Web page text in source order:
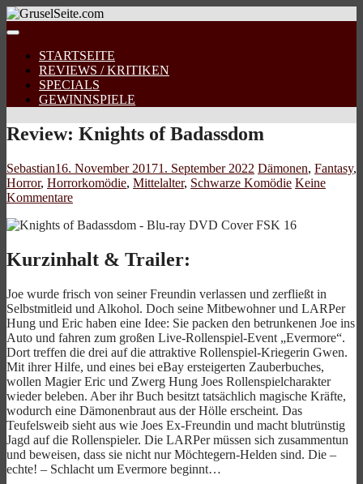
STARTSEITE
REVIEWS / KRITIKEN
SPECIALS
GEWINNSPIELE
Review: Knights of Badassdom
Sebastian16. November 20171. September 2022 Dämonen, Fantasy,
Horror, Horrorkomödie, Mittelalter, Schwarze Komödie Keine
Kommentare
Kurzinhalt & Trailer:
Joe wurde frisch von seiner Freundin verlassen und zerfließt in
Selbstmitleid und Alkohol. Doch seine Mitbewohner und LARPer
Hung und Eric haben eine Idee: Sie packen den betrunkenen Joe ins
Auto und fahren zum großen Live-Rollenspiel-Event „Evermore“.
Dort treffen die drei auf die attraktive Rollenspiel-Kriegerin Gwen.
Mit ihrer Hilfe, und eines bei eBay ersteigerten Zauberbuches,
wollen Magier Eric und Zwerg Hung Joes Rollenspielcharakter
wieder beleben. Aber ihr Buch besitzt tatsächlich magische Kräfte,
wodurch eine Dämonenbraut aus der Hölle erscheint. Das
Teufelsweib sieht aus wie Joes Ex-Freundin und macht blutrünstig
Jagd auf die Rollenspieler. Die LARPer müssen sich zusammentun
und beweisen, dass sie nicht nur Möchtegern-Helden sind. Die –
echte! – Schlacht um Evermore beginnt…